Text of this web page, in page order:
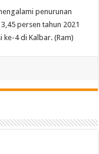
penurunan
persen tahun 2021
4 di Kalbar. (Ram)